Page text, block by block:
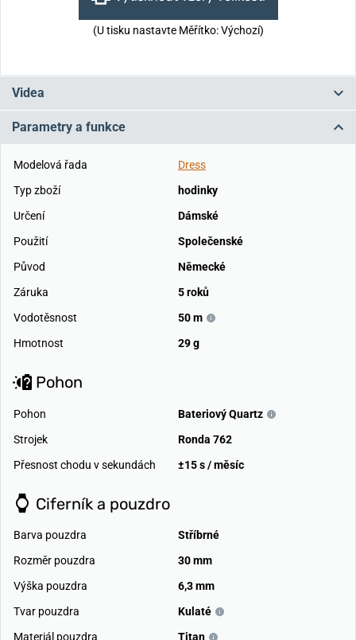
(U tisku nastavte Měřítko: Výchozí)
Videa
Parametry a funkce
Modelová řada
Dress
Typ zboží
hodinky
Určení
Dámské
Použití
Společenské
Původ
Německé
Záruka
5 roků
Vodotěsnost
50 m
Hmotnost
29 g
Pohon
Pohon
Bateriový Quartz
Strojek
Ronda 762
Přesnost chodu v sekundách
±15 s / měsíc
Ciferník a pouzdro
Barva pouzdra
Stříbrné
Rozměr pouzdra
30 mm
Výška pouzdra
6,3 mm
Tvar pouzdra
Kulaté
Materiál pouzdra
Titan